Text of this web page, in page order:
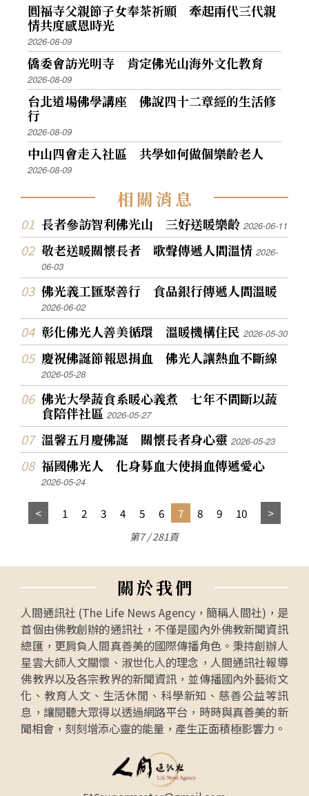
圓福寺父親節子女奉茶祈願 牽起兩代三代親
情共度感恩時光
2026-08-09
僑委會訪光明寺 肯定佛光山海外文化教育
2026-08-09
台北道場佛學講座 佛說四十二章經的生活修
行
2026-08-09
中山四會走入社區 共學如何做個樂齡老人
2026-08-09
相關消息
長者參訪智利佛光山 三好送暖樂齡2026-06-11
敬老送暖關懷長者 歌聲傳遞人間溫情2026-
06-03
佛光義工匯聚善行 食品銀行傳遞人間溫暖
2026-06-02
彰化佛光人善美循環 溫暖機構住民2026-05-30
慶祝佛誕節報恩捐血 佛光人讓熱血不斷線
2026-05-28
佛光大學蔬食系暖心義煮 七年不間斷以蔬
食陪伴社區2026-05-27
溫馨五月慶佛誕 關懷長者身心靈2026-05-23
福國佛光人 化身募血大使捐血傳遞愛心
2026-05-24
1 2 3 4 5 6 7 8 9 10
第7 / 281頁
關於我們
人間通訊社 (The Life News Agency，簡稱人間社)，是
首個由佛教創辦的通訊社，不僅是國內外佛教新聞資訊
總匯，更肩負人間真善美的國際傳播角色。秉持創辦人
星雲大師人文關懷、淑世化人的理念，人間通訊社報導
佛教界以及各宗教界的新聞資訊，並傳播國內外藝術文
化、教育人文、生活休閒、科學新知、慈善公益等訊
息，讓閱聽大眾得以透過網路平台，時時與真善美的新
聞相會，刻刻增添心靈的能量，產生正面積極影響力。